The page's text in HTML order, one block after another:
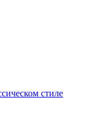
стиле